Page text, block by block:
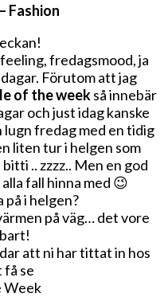
Fashion
fredagsmood, ja
Förutom att jag
of the weekså innebär
och just idag kanske
lugn fredag med en tidig
liten tur i helgen som
.. zzzz.. Men en god
fall hinna med 😉
på i helgen?
på väg… det vore
att ni har tittat in hos
få se
Week